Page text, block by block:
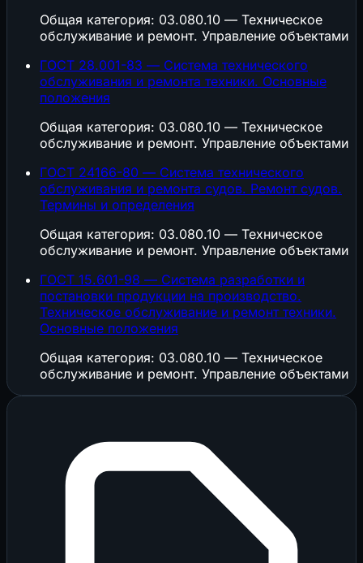
Общая категория: 03.080.10 — Техническое
обслуживание и ремонт. Управление объектами
ГОСТ 28.001-83 — Система технического
обслуживания и ремонта техники. Основные
положения
Общая категория: 03.080.10 — Техническое
обслуживание и ремонт. Управление объектами
ГОСТ 24166-80 — Система технического
обслуживания и ремонта судов. Ремонт судов.
Термины и определения
Общая категория: 03.080.10 — Техническое
обслуживание и ремонт. Управление объектами
ГОСТ 15.601-98 — Система разработки и
постановки продукции на производство.
Техническое обслуживание и ремонт техники.
Основные положения
Общая категория: 03.080.10 — Техническое
обслуживание и ремонт. Управление объектами